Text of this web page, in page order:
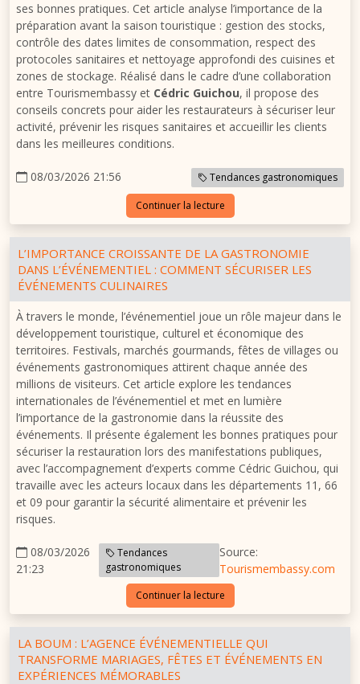
ses bonnes pratiques. Cet article analyse l’importance de la
préparation avant la saison touristique : gestion des stocks,
contrôle des dates limites de consommation, respect des
protocoles sanitaires et nettoyage approfondi des cuisines et
zones de stockage. Réalisé dans le cadre d’une collaboration
entre Tourismembassy et Cédric Guichou, il propose des
conseils concrets pour aider les restaurateurs à sécuriser leur
activité, prévenir les risques sanitaires et accueillir les clients
dans les meilleures conditions.
08/03/2026 21:56 Tendances gastronomiques
Continuer la lecture
L’IMPORTANCE CROISSANTE DE LA GASTRONOMIE
DANS L’ÉVÉNEMENTIEL : COMMENT SÉCURISER LES
ÉVÉNEMENTS CULINAIRES
À travers le monde, l’événementiel joue un rôle majeur dans le
développement touristique, culturel et économique des
territoires. Festivals, marchés gourmands, fêtes de villages ou
événements gastronomiques attirent chaque année des
millions de visiteurs. Cet article explore les tendances
internationales de l’événementiel et met en lumière
l’importance de la gastronomie dans la réussite des
événements. Il présente également les bonnes pratiques pour
sécuriser la restauration lors des manifestations publiques,
avec l’accompagnement d’experts comme Cédric Guichou, qui
travaille avec les acteurs locaux dans les départements 11, 66
et 09 pour garantir la sécurité alimentaire et prévenir les
risques.
08/03/2026
21:23
Tendances
gastronomiques
Source:
Tourismembassy.com
Continuer la lecture
LA BOUM : L’AGENCE ÉVÉNEMENTIELLE QUI
TRANSFORME MARIAGES, FÊTES ET ÉVÉNEMENTS EN
EXPÉRIENCES MÉMORABLES